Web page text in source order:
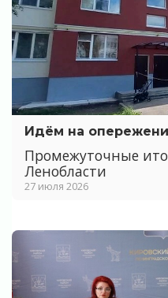
Идём на
Промежуточные
Ленобласти
27 июля 2026